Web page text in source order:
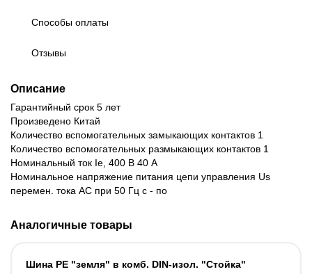
Способы оплаты
Отзывы
Описание
Гарантийный срок 5 лет
Произведено Китай
Количество вспомогательных замыкающих контактов 1
Количество вспомогательных размыкающих контактов 1
Номинальный ток Ie, 400 В 40 А
Номинальное напряжение питания цепи управления Us
перемен. тока АС при 50 Гц с - по
Аналогичные товары
Шина PE "земля" в комб. DIN-изол. "Стойка"